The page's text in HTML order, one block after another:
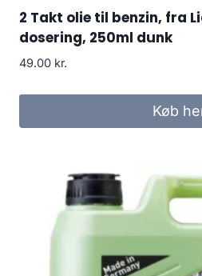
2 Takt olie til benzin, fra
dosering, 250ml dunk
49.00 kr.
Køb